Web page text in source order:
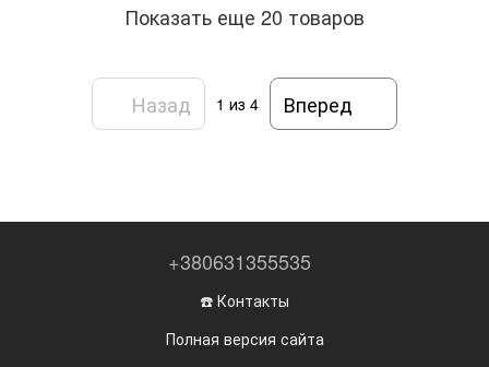
Показать еще 20 товаров
Назад 1 из 4 Вперед
+380631355535
☎️ Контакты
Полная версия сайта